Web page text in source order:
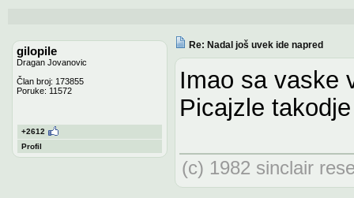
gilopile
Dragan Jovanovic
Član broj: 173855
Poruke: 11572
+2612
Profil
Re: Nadal još uvek ide napred
Imao sa vaske
Picajzle
(c) 1982 sinclair